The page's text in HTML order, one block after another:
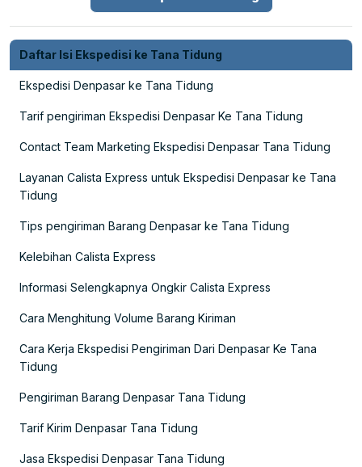
Daftar Isi Ekspedisi ke Tana Tidung
Ekspedisi Denpasar ke Tana Tidung
Tarif pengiriman Ekspedisi Denpasar Ke Tana Tidung
Contact Team Marketing Ekspedisi Denpasar Tana Tidung
Layanan Calista Express untuk Ekspedisi Denpasar ke Tana
Tidung
Tips pengiriman Barang Denpasar ke Tana Tidung
Kelebihan Calista Express
Informasi Selengkapnya Ongkir Calista Express
Cara Menghitung Volume Barang Kiriman
Cara Kerja Ekspedisi Pengiriman Dari Denpasar Ke Tana
Tidung
Pengiriman Barang Denpasar Tana Tidung
Tarif Kirim Denpasar Tana Tidung
Jasa Ekspedisi Denpasar Tana Tidung